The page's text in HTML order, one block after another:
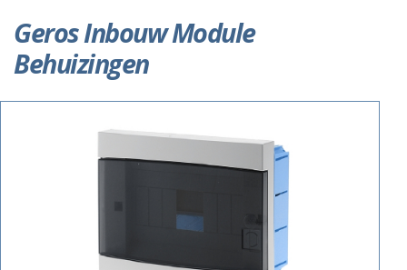
Geros Inbouw Module
Behuizingen